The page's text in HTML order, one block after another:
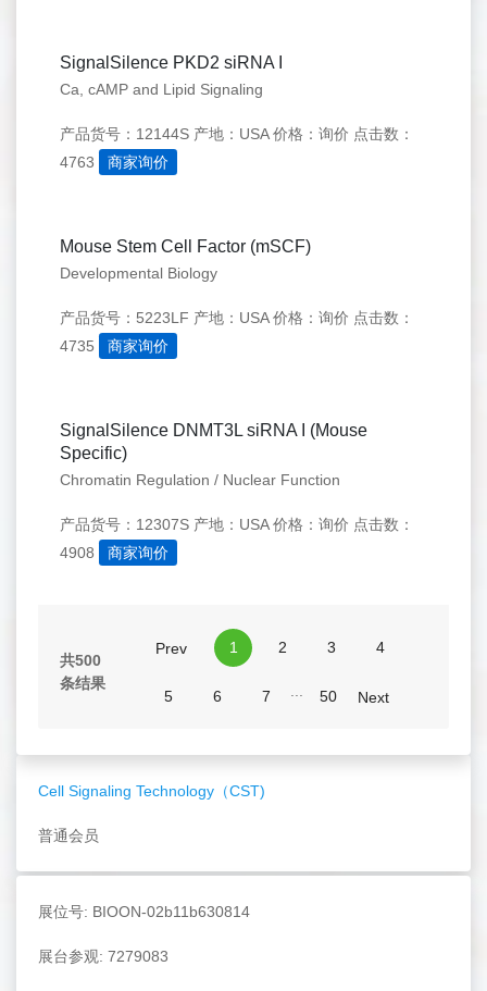
Cell Signaling Technology（CST)
普通会员
展位号: BIOON-02b11b630814
展台参观: 7279083
SignalSilence PKD2 siRNA I
Ca, cAMP and Lipid Signaling
产品货号：12144S 产地：USA 价格：询价 点击数：
4763
商家询价
Mouse Stem Cell Factor (mSCF)
Developmental Biology
产品货号：5223LF 产地：USA 价格：询价 点击数：
4735
商家询价
SignalSilence DNMT3L siRNA I (Mouse
Specific)
Chromatin Regulation / Nuclear Function
产品货号：12307S 产地：USA 价格：询价 点击数：
4908
商家询价
共500
条结果
Prev 1 2 3 4
5 6 7 50 Next